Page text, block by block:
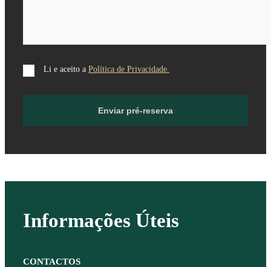
Li e aceito aPolítica de Privacidade.
Enviar pré-reserva
Informações Úteis
CONTACTOS